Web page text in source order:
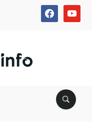
facebookyoutube